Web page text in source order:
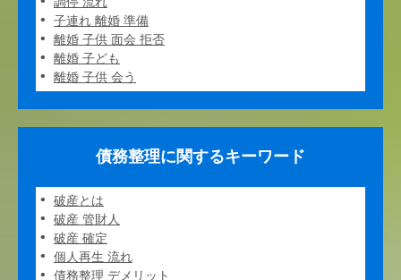
子連れ 離婚 準備
離婚 子供 面会 拒否
離婚 子ども
離婚 子供 会う
債務整理に関するキーワード
破産とは
破産 管財人
破産 確定
個人再生 流れ
債務整理 デメリット